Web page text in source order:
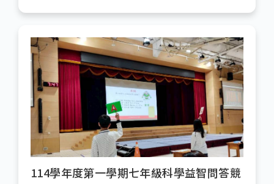
114學年度第一學期七年級科學益智問答競